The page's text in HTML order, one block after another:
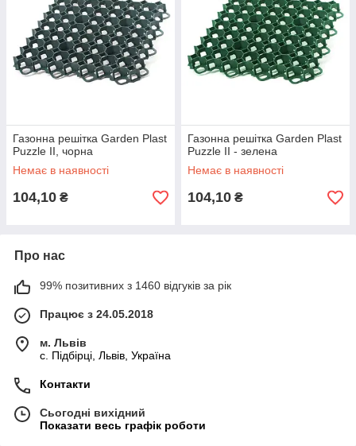
Газонна решітка Garden Plast
Puzzle II, чорна
Немає в наявності
104,10 ₴
Газонна решітка Garden Plast
Puzzle II - зелена
Немає в наявності
104,10 ₴
Про нас
99% позитивних з 1460 відгуків за рік
Працює з 24.05.2018
м. Львів
c. Підбірці, Львів, Україна
Контакти
Сьогодні вихідний
Показати весь графік роботи